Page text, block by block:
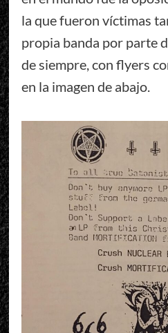
la que fueron víctimas
propia banda por parte
de siempre, con flyers
en la imagen de abajo.